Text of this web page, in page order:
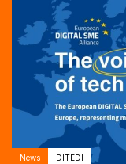
News DITEDI